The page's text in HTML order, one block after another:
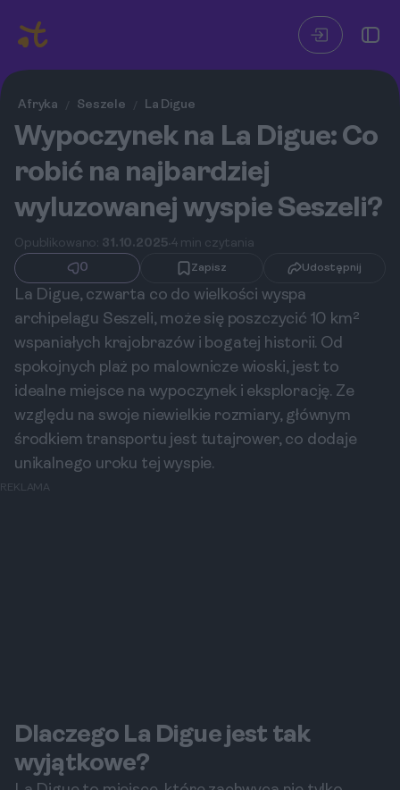
Afryka / Seszele / La Digue
Wypoczynek na La Digue: Co
robić na najbardziej
wyluzowanej wyspie Seszeli?
Opublikowano: 31.10.2025 4 min czytania
0
Zapisz Udostępnij
La Digue, czwarta co do wielkości wyspa
archipelagu Seszeli, może się poszczycić 10 km²
wspaniałych krajobrazów i bogatej historii. Od
spokojnych plaż po malownicze wioski, jest to
idealne miejsce na wypoczynek i eksplorację. Ze
względu na swoje niewielkie rozmiary, głównym
środkiem transportu jest tutajrower, co dodaje
unikalnego uroku tej wyspie.
REKLAMA
Dlaczego La Digue jest tak
wyjątkowe?